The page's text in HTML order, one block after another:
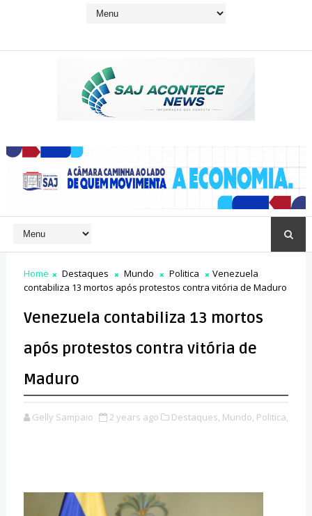
Home Destaques Mundo Politica
Venezuela
contabiliza 13 mortos após protestos contra vitória de Maduro
Venezuela contabiliza 13 mortos
após protestos contra vitória de
Maduro
Gelly Sampaio 2 years ago Destaques, Mundo, Politica,